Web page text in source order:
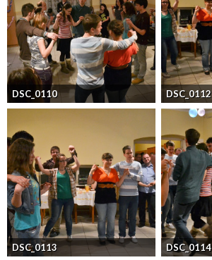
DSC_0110 DSC_0112
DSC_0113 DSC_0114